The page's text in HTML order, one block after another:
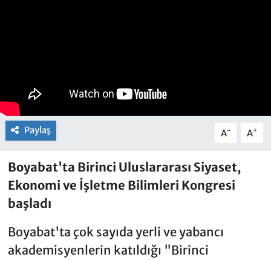
Paylaş A- A+
Boyabat'ta Birinci Uluslararası Siyaset,
Ekonomi ve İşletme Bilimleri Kongresi
başladı
Boyabat'ta çok sayıda yerli ve yabancı
akademisyenlerin katıldığı "Birinci